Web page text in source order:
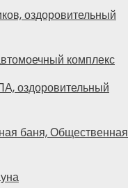
оздоровительный
комплекс
оздоровительный
баня, Общественная